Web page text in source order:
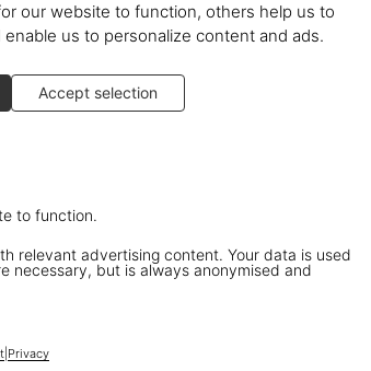
our website to function, others help us to
us to personalize content and ads.
Accept selection
to function.
relevant advertising content. Your data is used
necessary, but is always anonymised and
| Privacy